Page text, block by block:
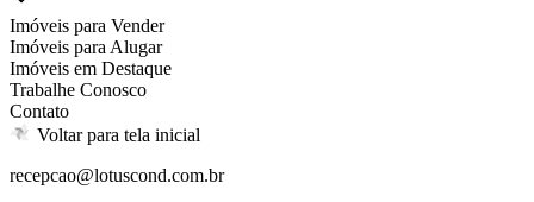
Imóveis para Vender
Imóveis para Alugar
Imóveis em Destaque
Trabalhe Conosco
Contato
Voltar para tela inicial
recepcao@lotuscond.com.br